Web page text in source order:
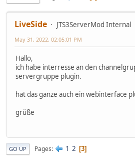
LiveSide
JTS3ServerMod Internal
May 31, 2022, 02:05:01 PM
Hallo,
ich habe interresse an den
servergruppe plugin.
hat das ganze auch ein webinterface
grüße
GO UP Pages 1 2 3